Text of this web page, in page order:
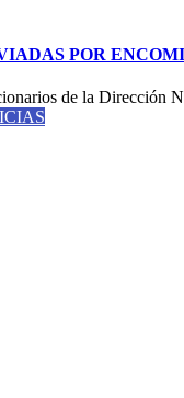
POR
de la Dirección